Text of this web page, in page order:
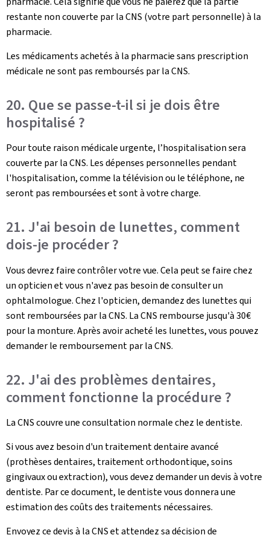
restante non couverte par la CNS (votre part personnelle) à la
pharmacie.
Les médicaments achetés à la pharmacie sans prescription
médicale ne sont pas remboursés par la CNS.
20. Que se passe-t-il si je dois être
hospitalisé ?
Pour toute raison médicale urgente, l’hospitalisation sera
couverte par la CNS. Les dépenses personnelles pendant
l'hospitalisation, comme la télévision ou le téléphone, ne
seront pas remboursées et sont à votre charge.
21. J'ai besoin de lunettes, comment
dois-je procéder ?
Vous devrez faire contrôler votre vue. Cela peut se faire chez
un opticien et vous n'avez pas besoin de consulter un
ophtalmologue. Chez l'opticien, demandez des lunettes qui
sont remboursées par la CNS. La CNS rembourse jusqu'à 30€
pour la monture. Après avoir acheté les lunettes, vous pouvez
demander le remboursement par la CNS.
22. J'ai des problèmes dentaires,
comment fonctionne la procédure ?
La CNS couvre une consultation normale chez le dentiste.
Si vous avez besoin d'un traitement dentaire avancé
(prothèses dentaires, traitement orthodontique, soins
gingivaux ou extraction), vous devez demander un devis à votre
dentiste. Par ce document, le dentiste vous donnera une
estimation des coûts des traitements nécessaires.
Envoyez ce devis à la CNS et attendez sa décision de